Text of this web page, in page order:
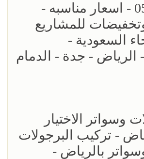
0500559613 - اسعار مناسبه -
للمشاريع
السعودية -
الرياض - جدة - الدمام
وسواتر الاختيار
- تركيب البرجولات
بالرياض -